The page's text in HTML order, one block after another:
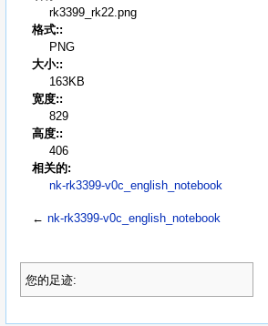
rk3399_rk22.png
格式::
PNG
大小::
163KB
宽度::
829
高度::
406
相关的:
nk-rk3399-v0c_english_notebook
← nk-rk3399-v0c_english_notebook
您的足迹: